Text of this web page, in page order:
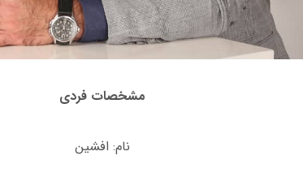
مشخصات فردی
نام: افشین